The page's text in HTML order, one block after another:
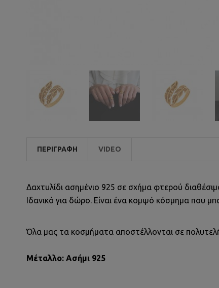
ΠΕΡΙΓΡΑΦΉ VIDEO
Δαχτυλίδι ασημένιο 925 σε σχήμα φτερού
Ιδανικό για δώρο. Είναι ένα κομψό κόσμημα που
Όλα μας τα κοσμήματα αποστέλλονται σε
Μέταλλο: Ασήμι 925